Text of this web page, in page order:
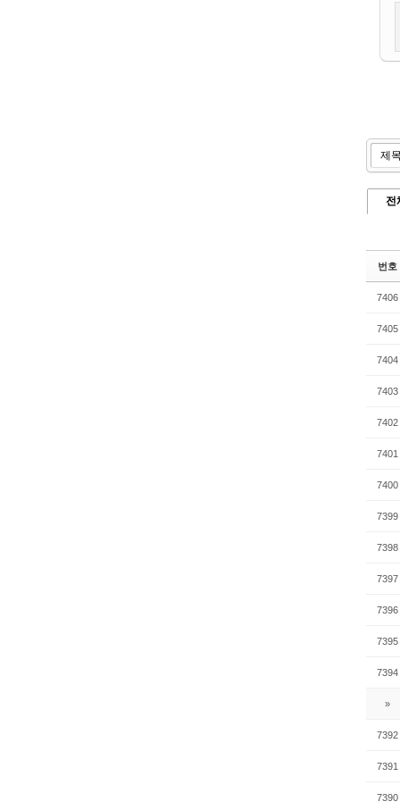
전
번호
7406
7405
7404
7403
7402
7401
7400
7399
7398
7397
7396
7395
7394
»
7392
7391
7390